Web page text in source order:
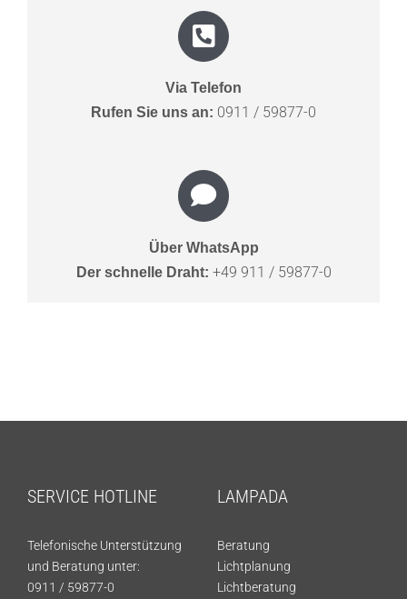
Via Telefon
Rufen Sie uns an: 0911 / 59877-0
Über WhatsApp
Der schnelle Draht: +49 911 / 59877-0
SERVICE HOTLINE
Telefonische Unterstützung
und Beratung unter:
0911 / 59877-0
LAMPADA
Beratung
Lichtplanung
Lichtberatung